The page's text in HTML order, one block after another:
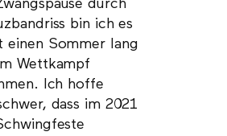
durch
bin ich es
einen Sommer lang
Wettkampf
Ich hoffe
dass im 2021